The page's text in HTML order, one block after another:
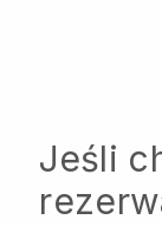
Jeśli